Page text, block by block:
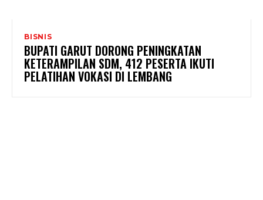
BISNIS
BUPATI GARUT DORONG PENINGKATAN
KETERAMPILAN SDM, 412 PESERTA IKUTI
PELATIHAN VOKASI DI LEMBANG